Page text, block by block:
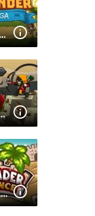
SAGA
CRUSADER DEFENSE